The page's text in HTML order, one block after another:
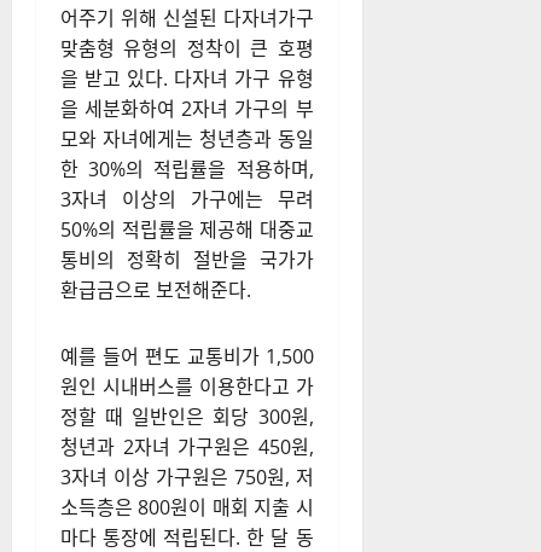
어주기 위해 신설된 다자녀가구
맞춤형 유형의 정착이 큰 호평
을 받고 있다. 다자녀 가구 유형
을 세분화하여 2자녀 가구의 부
모와 자녀에게는 청년층과 동일
한 30%의 적립률을 적용하며,
3자녀 이상의 가구에는 무려
50%의 적립률을 제공해 대중교
통비의 정확히 절반을 국가가
환급금으로 보전해준다.
예를 들어 편도 교통비가 1,500
원인 시내버스를 이용한다고 가
정할 때 일반인은 회당 300원,
청년과 2자녀 가구원은 450원,
3자녀 이상 가구원은 750원, 저
소득층은 800원이 매회 지출 시
마다 통장에 적립된다. 한 달 동